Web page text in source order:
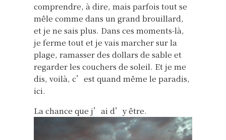
comprendre, à dire, mais parfois tout se
mêle comme dans un grand brouillard,
et je ne sais plus. Dans ces moments-là,
je ferme tout et je vais marcher sur la
plage, ramasser des dollars de sable et
regarder les couchers de soleil. Et je me
dis, voilà, c’est quand même le paradis,
ici.
La chance que j’ai d’y être.